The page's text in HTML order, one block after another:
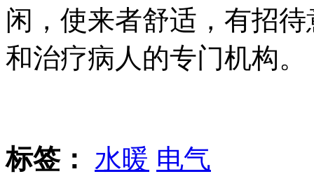
闲，使来者舒适，有招
和治疗病人的专门机构。
标签： 水暖 电气